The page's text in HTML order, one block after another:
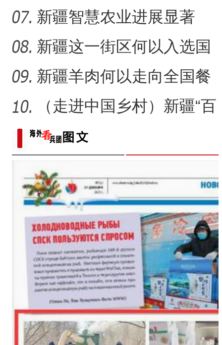
吃“顶流”？
新疆智慧农业进展显著
新疆这一街区何以入选国
家级旅游休闲街区名单？
新疆羊肉何以走向全国餐
桌？
（走进中国乡村）新疆“百
年足球村”：民间赛事拉